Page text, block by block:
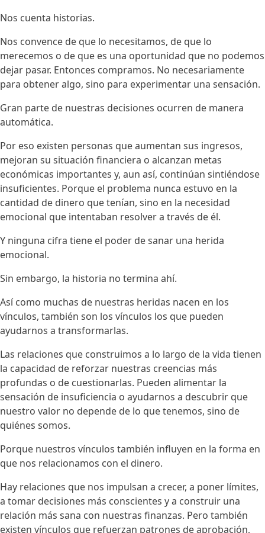
Nos cuenta historias.
Nos convence de que lo necesitamos, de que lo
merecemos o de que es una oportunidad que no podemos
dejar pasar. Entonces compramos. No necesariamente
para obtener algo, sino para experimentar una sensación.
Gran parte de nuestras decisiones ocurren de manera
automática.
Por eso existen personas que aumentan sus ingresos,
mejoran su situación financiera o alcanzan metas
económicas importantes y, aun así, continúan sintiéndose
insuficientes. Porque el problema nunca estuvo en la
cantidad de dinero que tenían, sino en la necesidad
emocional que intentaban resolver a través de él.
Y ninguna cifra tiene el poder de sanar una herida
emocional.
Sin embargo, la historia no termina ahí.
Así como muchas de nuestras heridas nacen en los
vínculos, también son los vínculos los que pueden
ayudarnos a transformarlas.
Las relaciones que construimos a lo largo de la vida tienen
la capacidad de reforzar nuestras creencias más
profundas o de cuestionarlas. Pueden alimentar la
sensación de insuficiencia o ayudarnos a descubrir que
nuestro valor no depende de lo que tenemos, sino de
quiénes somos.
Porque nuestros vínculos también influyen en la forma en
que nos relacionamos con el dinero.
Hay relaciones que nos impulsan a crecer, a poner límites,
a tomar decisiones más conscientes y a construir una
relación más sana con nuestras finanzas. Pero también
existen vínculos que refuerzan patrones de aprobación,